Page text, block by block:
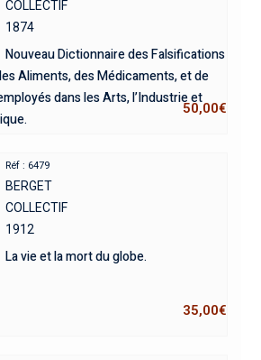
COLLECTIF
1874
Nouveau Dictionnaire des Falsifications
Aliments, des Médicaments, et de
dans les Arts, l’Industrie et
50,00€
Réf : 6479
BERGET
COLLECTIF
1912
La vie et la mort du globe.
35,00€